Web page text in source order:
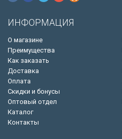
ИНФОРМАЦИЯ
О магазине
Преимущества
Как заказать
Доставка
Оплата
Скидки и бонусы
Оптовый отдел
Каталог
Контакты